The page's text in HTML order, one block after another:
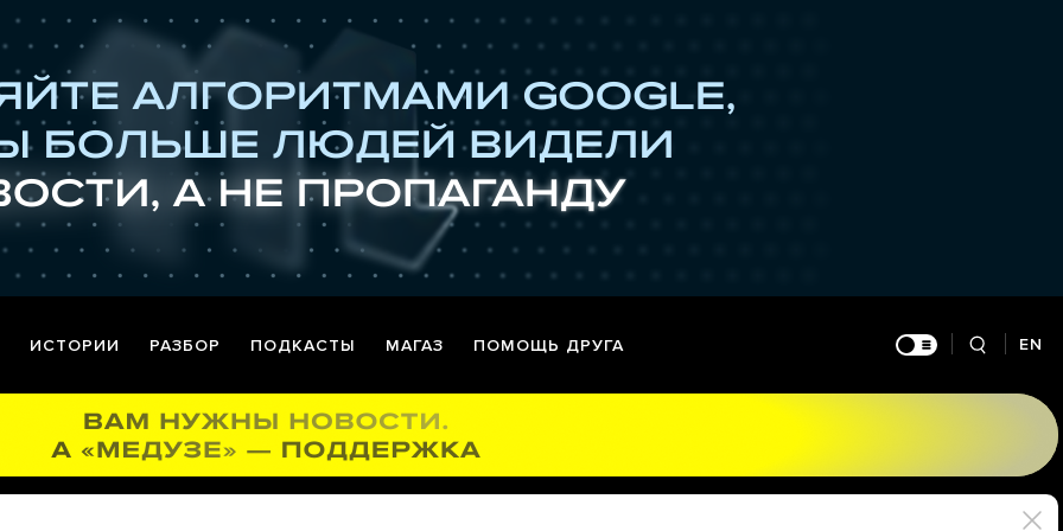
ИСТОРИИ РАЗБОР ПОДКАСТЫ МАГАЗ ПОМОЩЬ ДРУГА EN